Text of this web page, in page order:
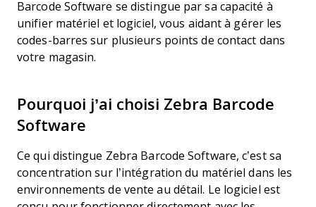
Barcode Software se distingue par sa capacité à
unifier matériel et logiciel, vous aidant à gérer les
codes-barres sur plusieurs points de contact dans
votre magasin.
Pourquoi j’ai choisi Zebra Barcode
Software
Ce qui distingue Zebra Barcode Software, c’est sa
concentration sur l’intégration du matériel dans les
environnements de vente au détail. Le logiciel est